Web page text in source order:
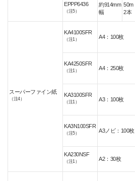
EPPP6436
（注5）
約914mm
幅
50m
2本
スーパーファイン紙
（注4）
KA4100SFR
（注1） A4：100枚
KA4250SFR
（注1） A4：250枚
KA3100SFR
（注1） A3：100枚
KA3N100SFR
（注5） A3ノビ：100枚
KA230NSF
（注1） A2：30枚